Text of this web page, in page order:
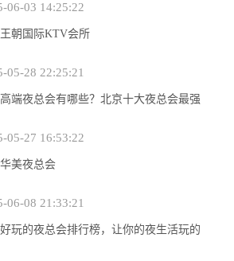
06-03 14:25:22
王朝国际KTV会所
05-28 22:25:21
端夜总会有哪些？北京十大夜总会最强
05-27 16:53:22
美夜总会
06-08 21:33:21
玩的夜总会排行榜，让你的夜生活玩的